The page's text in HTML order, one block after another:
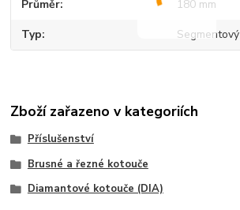
Průměr 180 mm
Typ Segmentový
Zboží zařazeno v kategoriích
Příslušenství
Brusné a řezné kotouče
Diamantové kotouče (DIA)